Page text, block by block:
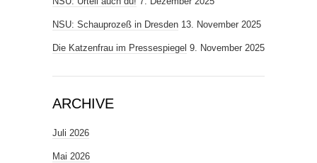
NSU: Schauprozeß in Dresden 13. November 2025
Die Katzenfrau im Pressespiegel 9. November 2025
ARCHIVE
Juli 2026
Mai 2026